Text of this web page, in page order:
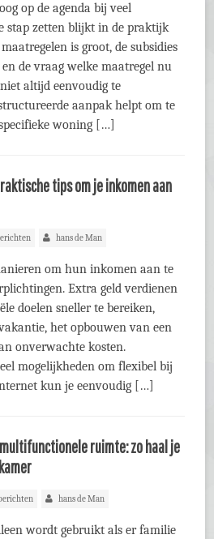
op de agenda bij veel
stap zetten blijkt in de praktijk
is groot, de subsidies
de vraag welke maatregel nu
altijd eenvoudig te
aanpak helpt om te
woning […]
tips om je inkomen aan
hans de Man
om hun inkomen aan te
Extra geld verdienen
doelen sneller te bereiken,
het opbouwen van een
onverwachte kosten.
mogelijkheden om flexibel bij
kun je eenvoudig […]
ruimte: zo haal je
hans de Man
wordt gebruikt als er familie